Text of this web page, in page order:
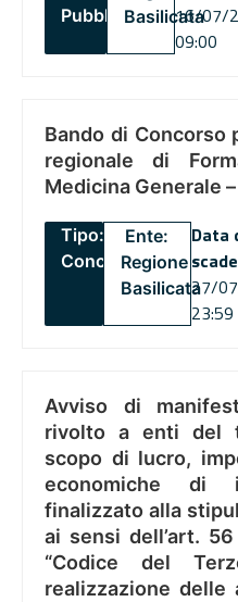
PubblicoBasilicata
16/07/
09:00
Bando di Concorso
regionale di
Medicina Generale
Tipo:
Concorsi
Ente:
Regione
Basilicata
Data
27/
23:59
Avviso di
rivolto a enti del
scopo di lucro,
economiche di
finalizzato alla
ai sensi dell’art.
“Codice del
realizzazione